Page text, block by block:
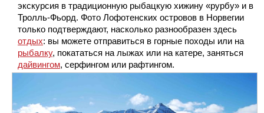
экскурсия в традиционную рыбацкую хижину «рурбу» и в
Тролль-Фьорд. Фото Лофотенских островов в Норвегии
только подтверждают, насколько разнообразен здесь
отдых: вы можете отправиться в горные походы или на
рыбалку, покататься на лыжах или на катере, заняться
дайвингом, серфингом или рафтингом.